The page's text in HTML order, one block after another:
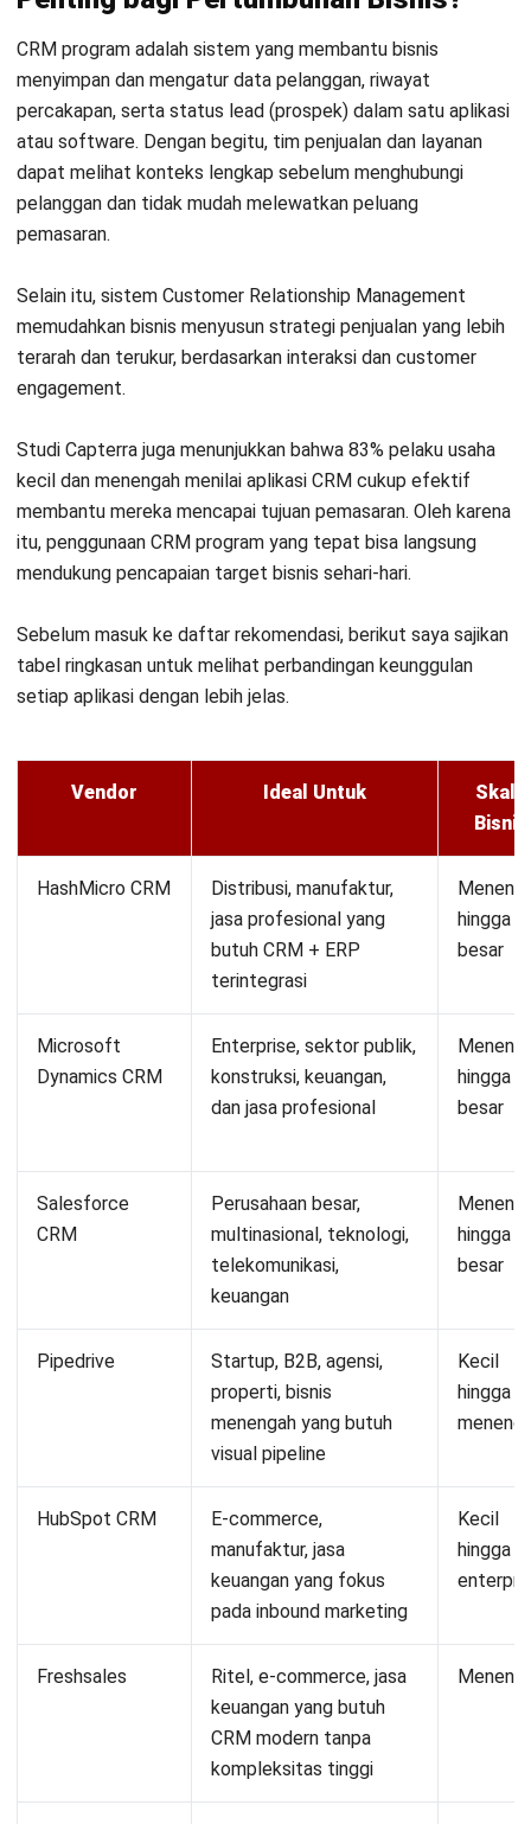
36. TRANSI ERP
Tips Memilih Software dan Aplikasi CRM Terbaik untuk
Kesimpulan
Referensi:
CRM program adalah sistem yang membantu bisnis
menyimpan dan mengatur data pelanggan, riwayat
percakapan, serta status lead (prospek) dalam satu aplikasi
atau software. Dengan begitu, tim penjualan dan layanan
dapat melihat konteks lengkap sebelum menghubungi
pelanggan dan tidak mudah melewatkan peluang
pemasaran.
Selain itu, sistem Customer Relationship Management
memudahkan bisnis menyusun strategi penjualan yang lebih
terarah dan terukur, berdasarkan interaksi dan customer
engagement.
Studi Capterra juga menunjukkan bahwa 83% pelaku usaha
kecil dan menengah menilai aplikasi CRM cukup efektif
membantu mereka mencapai tujuan pemasaran. Oleh karena
itu, penggunaan CRM program yang tepat bisa langsung
mendukung pencapaian target bisnis sehari-hari.
Sebelum masuk ke daftar rekomendasi, berikut saya sajikan
tabel ringkasan untuk melihat perbandingan keunggulan
setiap aplikasi dengan lebih jelas.
Vendor Ideal Untuk
Skala
Bisnis
HashMicro CRM
Distribusi, manufaktur,
jasa profesional yang
butuh CRM + ERP
terintegrasi
hingga
besar
Microsoft
Dynamics CRM
Enterprise, sektor publik,
konstruksi, keuangan,
dan jasa profesional
hingga
besar
Salesforce
CRM
Perusahaan besar,
multinasional, teknologi,
telekomunikasi,
keuangan
hingga
besar
Pipedrive
Startup, B2B, agensi,
properti, bisnis
menengah yang butuh
visual pipeline
Kecil
hingga
HubSpot CRM
E-commerce,
manufaktur, jasa
keuangan yang fokus
pada inbound marketing
Kecil
hingga
Freshsales
Ritel, e-commerce, jasa
keuangan yang butuh
CRM modern tanpa
kompleksitas tinggi